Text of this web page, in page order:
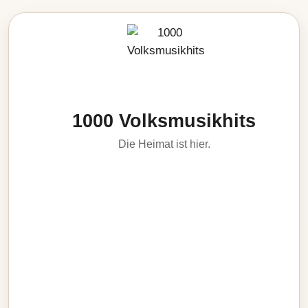
1000 Volksmusikhits
Die Heimat ist hier.